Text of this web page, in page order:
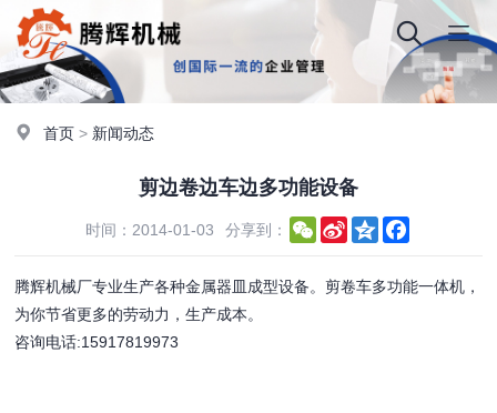
首页 > 新闻动态
剪边卷边车边多功能设备
时间：2014-01-03 分享到： WeChat
Sina
Weibo
Qzone
腾辉机械厂专业生产各种金属器皿成型设备。剪卷车多功能一体机，
为你节省更多的劳动力，生产成本。
咨询电话:15917819973